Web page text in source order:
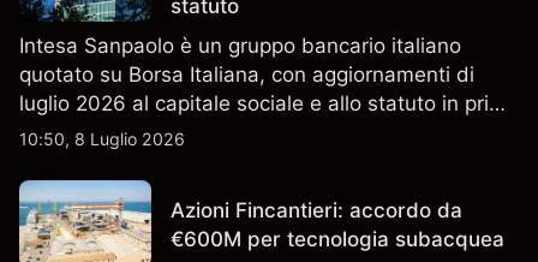
statuto
Intesa Sanpaolo è un gruppo bancario italiano
quotato su Borsa Italiana, con aggiornamenti di
luglio 2026 al capitale sociale e allo statuto in primo
piano. Esplora i target price ISP di terze parti e
un indicatore affidabile dei risultati futuri.
10:50, 8 Luglio 2026
Azioni Fincantieri: accordo da
€600M per tecnologia subacquea